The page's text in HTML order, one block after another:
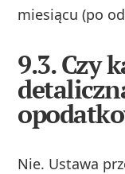
miesiącu (po
9.3. Czy
Nie. Ustawa